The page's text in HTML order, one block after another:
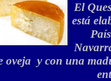
El
está
oveja y con una